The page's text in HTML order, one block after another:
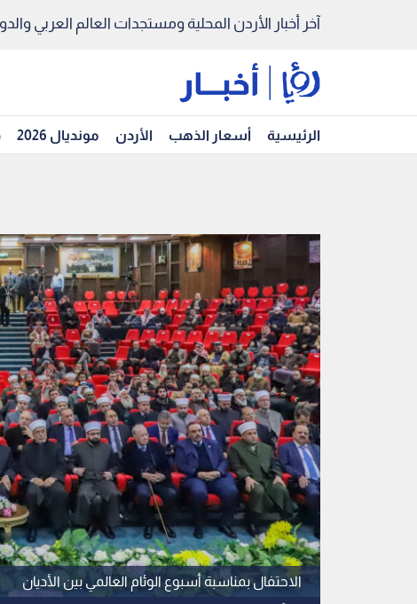
آخر أخبار الأردن المحلية ومستجدات العالم العربي
الرئيسية أسعار الذهب الأردن مونديال 2026
الاحتفال بمناسبة أسبوع الوئام العالمي بين الأديان